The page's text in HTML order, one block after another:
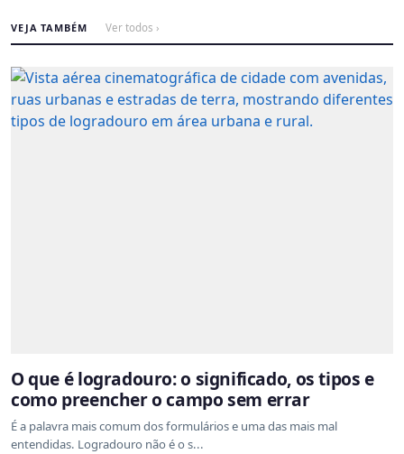
VEJA TAMBÉM Ver todos ›
O que é logradouro: o significado, os tipos e
como preencher o campo sem errar
É a palavra mais comum dos formulários e uma das mais mal
entendidas. Logradouro não é o s...